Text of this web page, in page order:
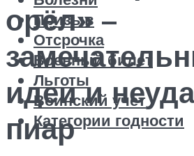
Призыв
Отсрочка
Военный билет
Льготы
Воинский учет
Категории годности
орёл» –
идеи и
пиар